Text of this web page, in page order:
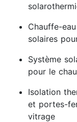
Chauffe-
solaires
Système
pour le
Isolation
et portes-
vitrage